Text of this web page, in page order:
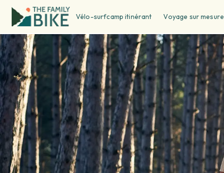
Vélo-surfcamp itinérant Voyage sur mesure